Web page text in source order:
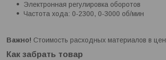
Электронная регулировка оборотов
Частота хода: 0-2300, 0-3000 об/мин
Важно! Стоимость расходных материалов в
Как забрать товар